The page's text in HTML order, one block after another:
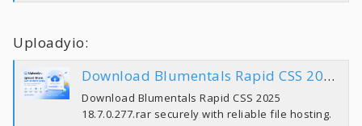
Uploadyio:
Download Blumentals Rapid CSS 2025 18.7.0.277.rar | Uploady.io
Download Blumentals Rapid CSS 2025
18.7.0.277.rar securely with reliable file hosting.